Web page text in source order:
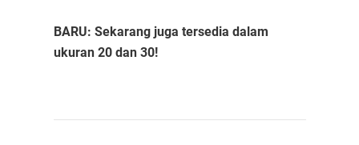
BARU: Sekarang juga tersedia dalam
ukuran 20 dan 30!